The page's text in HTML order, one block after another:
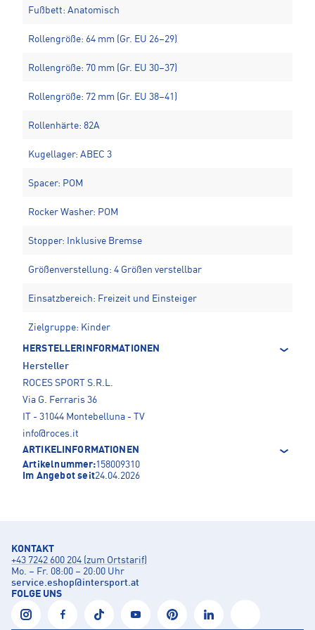
Fußbett: Anatomisch
Rollengröße: 64 mm (Gr. EU 26–29)
Rollengröße: 70 mm (Gr. EU 30–37)
Rollengröße: 72 mm (Gr. EU 38–41)
Rollenhärte: 82A
Kugellager: ABEC 3
Spacer: POM
Rocker Washer: POM
Stopper: Inklusive Bremse
Größenverstellung: 4 Größen verstellbar
Einsatzbereich: Freizeit und Einsteiger
Zielgruppe: Kinder
HERSTELLERINFORMATIONEN
Hersteller
ROCES SPORT S.R.L.
Via G. Ferraris 36
IT - 31044 Montebelluna - TV
info@roces.it
ARTIKELINFORMATIONEN
Artikelnummer:158009310
Im Angebot seit24.04.2026
KONTAKT
+43 7242 600 204 (zum Ortstarif)
Mo. – Fr. 08:00 – 20:00 Uhr
service.eshop@intersport.at
FOLGE UNS